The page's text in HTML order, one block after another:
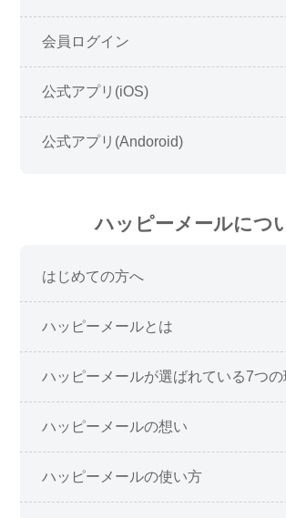
会員ログイン
公式アプリ(iOS)
公式アプリ(Andoroid)
ハッピーメールにつ
はじめての方へ
ハッピーメールとは
ハッピーメールが選ばれている7つの
ハッピーメールの想い
ハッピーメールの使い方